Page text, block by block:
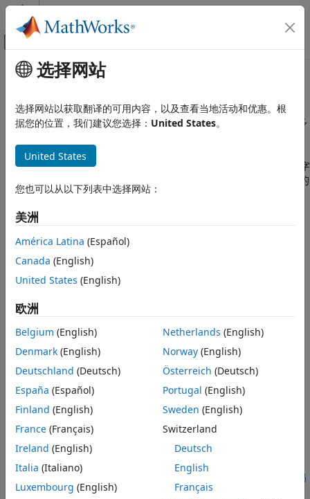
跳到内容
画布外导航菜单切换
文档主页
模块和模块集创建
创建模块算法
使用 MATLAB 创建模块
使用 MATLAB Functions 创建模块
数据定义
字符和字符串
字符串的代码生成
本页内容
限制
另请参阅
主要内容
字符串的代码生成
代码生成支持 1×1 MATLAB
字符串数组。代码生成不支持包含多
1×1 字符串数组（称为
）包含一段文本，表示为 1×n 字
。有关字符串的
详细信息，请参阅字符串数组和字符数组中的文本
限制
对于字符串标量，代码生成不支持：
全局变量
缺失值
通过对 语句使用预条件以编程方式定义输入类型
使用codegen (MATLAB Coder)命令、fiaccel(Fixed-Point
Designer)命令或 MATLAB Coder™ 生成代码时与
它们用作 Simulink 信号、参数或数据存储内存
对于代码生成，适用于类的限制也适用于字符串。请参阅
用于代码
生成的 MATLAB 类定义
(MATLAB Coder)。
选择网站
选择网站以获取翻译的可用内容，以及查看当地活动和优惠。根
据您的位置，我们建议您选择： United States。
United States
您也可以从以下列表中选择网站：
美洲
América Latina (Español)
Canada (English)
United States (English)
欧洲
Belgium (English)
Denmark (English)
Deutschland (Deutsch)
España (Español)
Finland (English)
France (Français)
Ireland (English)
Italia (Italiano)
Luxembourg (English)
Netherlands (English)
Norway(English)
Österreich (Deutsch)
Portugal (English)
Sweden (English)
Switzerland
Deutsch
English
Français